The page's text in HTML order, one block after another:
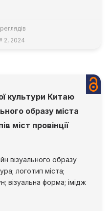
2, 2024
культури Китаю
образу міста
міст провінції
візуального образу
логотип міста;
візуальна форма; імідж